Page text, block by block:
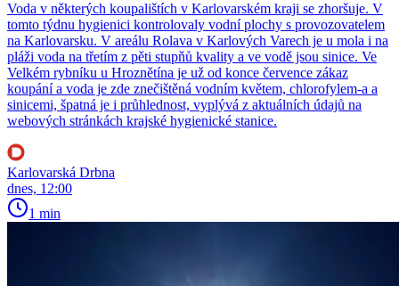
Voda v některých koupalištích v Karlovarském kraji se zhoršuje. V
tomto týdnu hygienici kontrolovaly vodní plochy s provozovatelem
na Karlovarsku. V areálu Rolava v Karlových Varech je u mola i na
pláži voda na třetím z pěti stupňů kvality a ve vodě jsou sinice. Ve
Velkém rybníku u Hroznětína je už od konce července zákaz
koupání a voda je zde znečištěná vodním květem, chlorofylem-a a
sinicemi, špatná je i průhlednost, vyplývá z aktuálních údajů na
webových stránkách krajské hygienické stanice.
Karlovarská Drbna
dnes, 12:00
1 min